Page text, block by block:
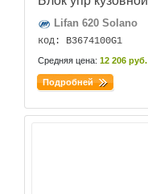
Lifan 620 Solano
код: B3674100G1
Средняя цена: 12 206 руб.
Подробней